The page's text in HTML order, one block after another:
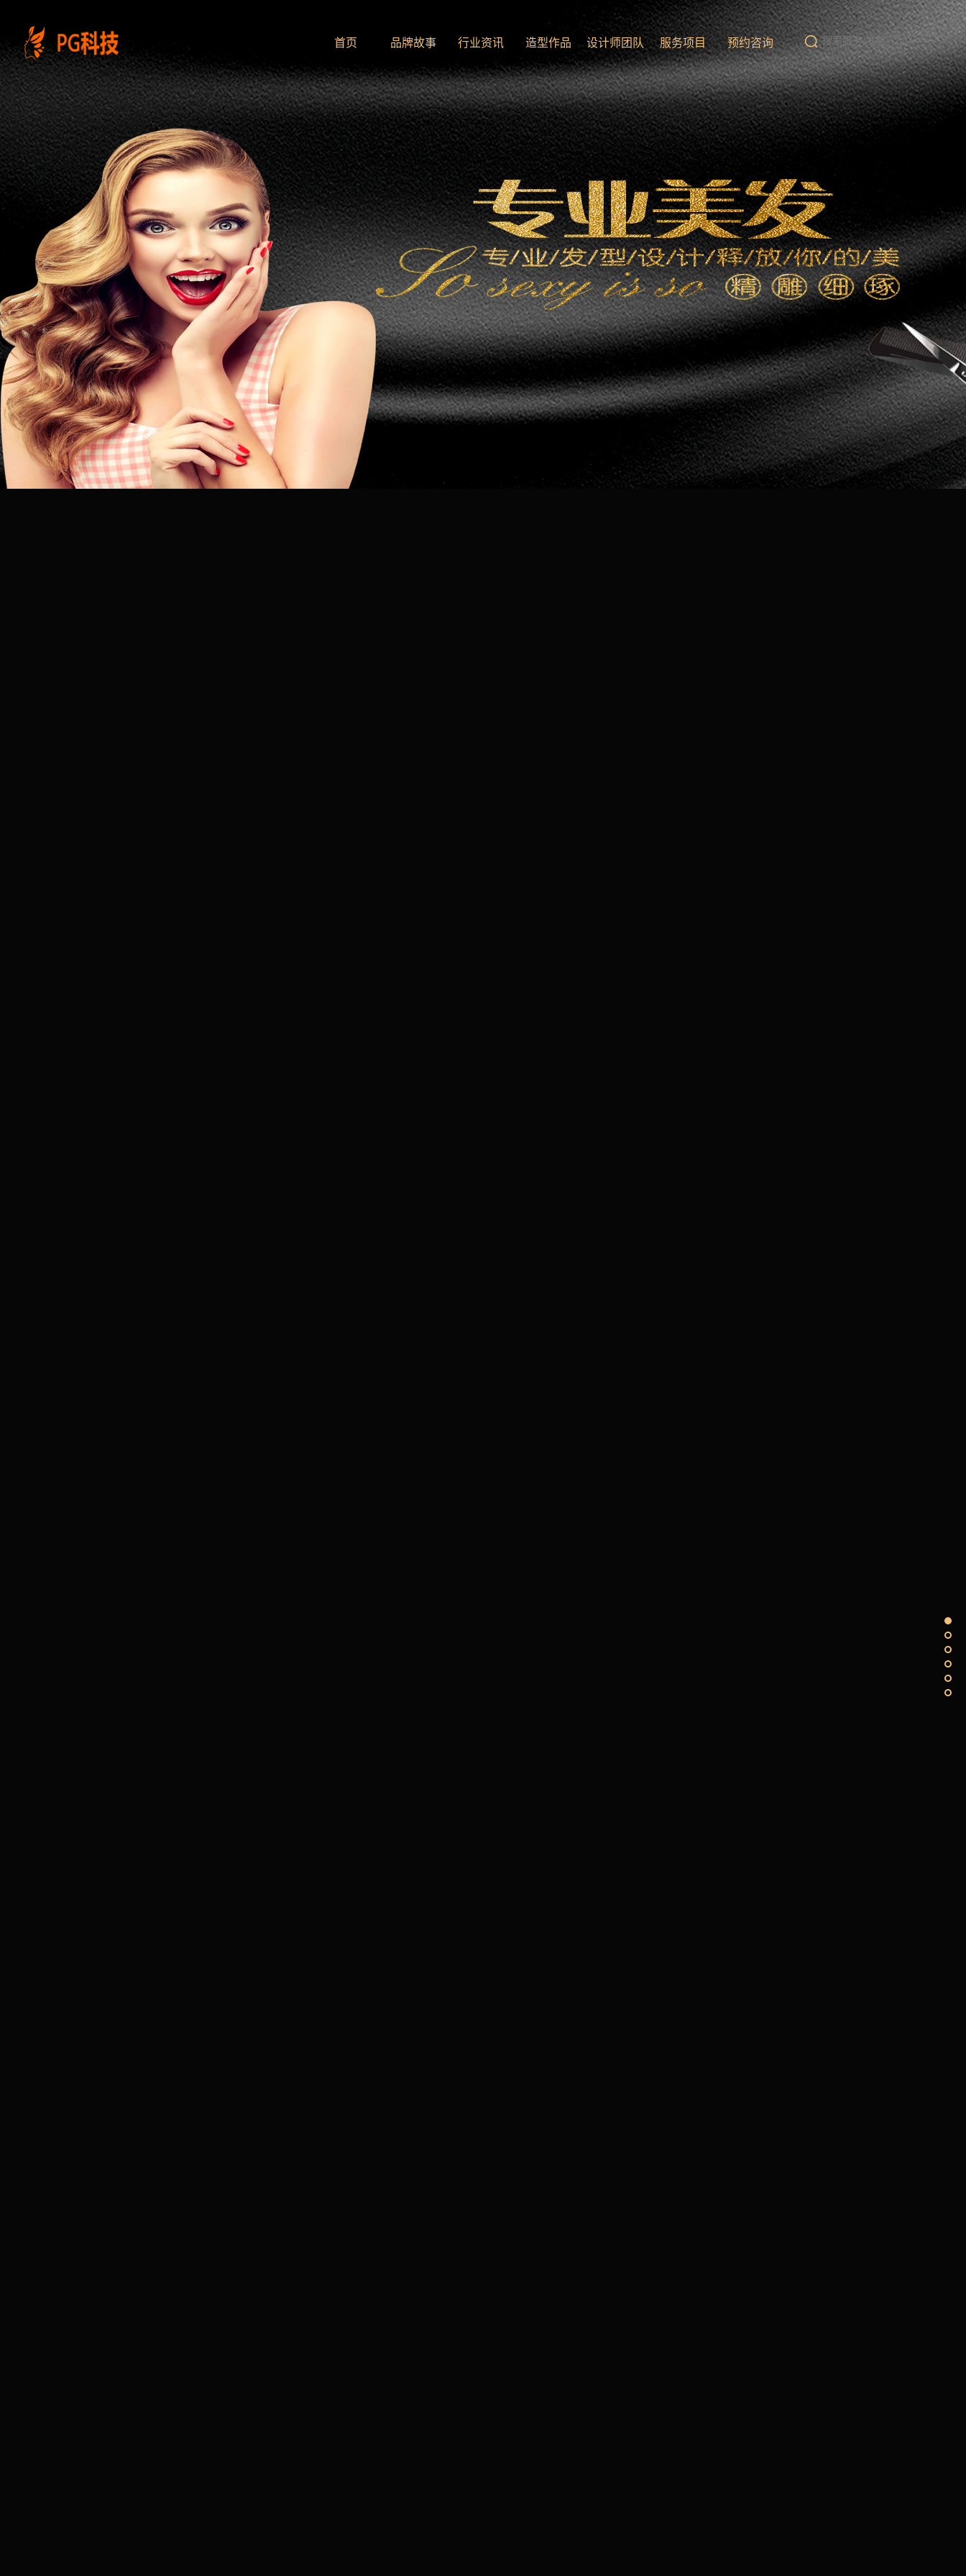
PG
电
子
控
股
有
限
公
司-
云
南
昆
明
专
业
美
发
首页 品牌故事 行业资讯 造型作品 设计师团队 服务项目 预约咨询